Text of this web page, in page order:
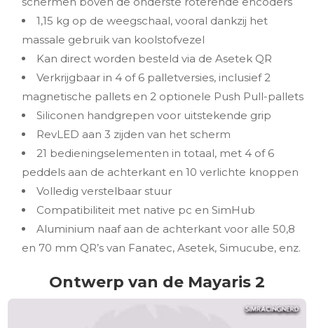
1,15 kg op de weegschaal, vooral dankzij het
massale gebruik van koolstofvezel
Kan direct worden besteld via de Asetek QR
Verkrijgbaar in 4 of 6 palletversies, inclusief 2
magnetische pallets en 2 optionele Push Pull-pallets
Siliconen handgrepen voor uitstekende grip
RevLED aan 3 zijden van het scherm
21 bedieningselementen in totaal, met 4 of 6
peddels aan de achterkant en 10 verlichte knoppen
Volledig verstelbaar stuur
Compatibiliteit met native pc en SimHub
Aluminium naaf aan de achterkant voor alle 50,8
en 70 mm QR’s van Fanatec, Asetek, Simucube, enz.
Ontwerp van de Mayaris 2